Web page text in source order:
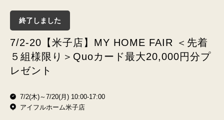
終了しました
7/2-20【米子店】MY HOME FAIR ＜先着
５組様限り＞Quoカード最大20,000円分プ
レゼント
7/2(木)～7/20(月) 10:00-17:00
アイフルホーム米子店